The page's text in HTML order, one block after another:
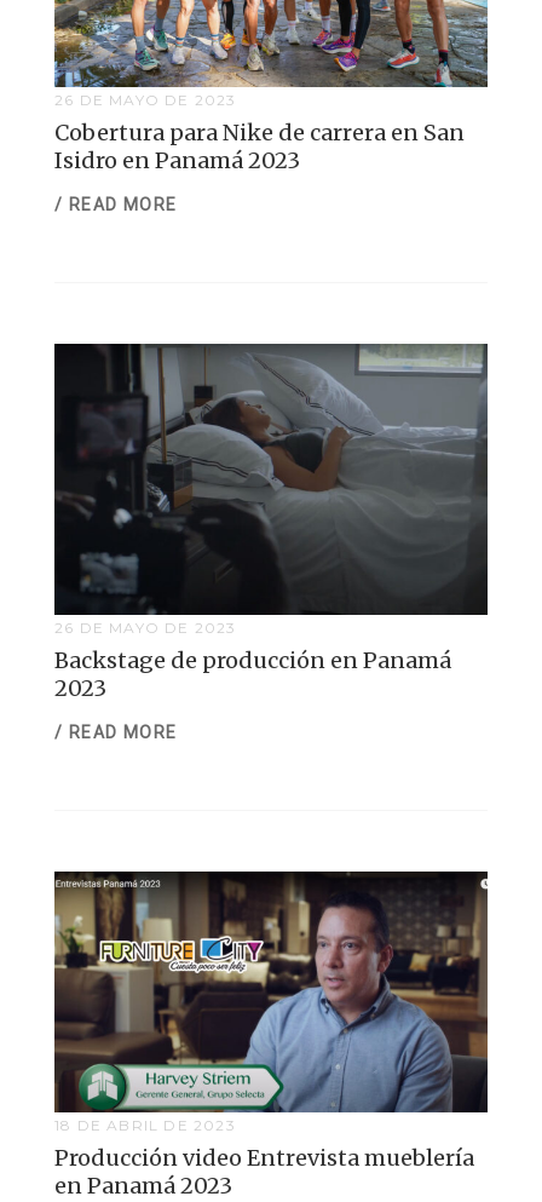
26 DE MAYO DE 2023
Cobertura para Nike de carrera en San
Isidro en Panamá 2023
/ READ MORE
26 DE MAYO DE 2023
Backstage de producción en Panamá
2023
/ READ MORE
18 DE ABRIL DE 2023
Producción video Entrevista mueblería
en Panamá 2023